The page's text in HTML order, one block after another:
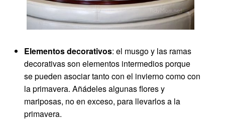
Elementos decorativos: el musgo y las ramas
decorativas son elementos intermedios porque
se pueden asociar tanto con el invierno como con
la primavera. Añádeles algunas flores y
mariposas, no en exceso, para llevarlos a la
primavera.